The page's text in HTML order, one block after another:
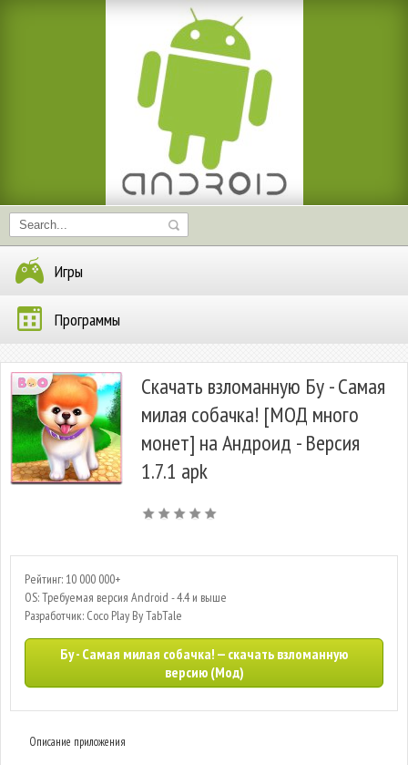
Игры
Программы
Скачать взломанную Бу - Самая
милая собачка! [МОД много
монет] на Андроид - Версия
1.7.1 apk
Рейтинг: 10 000 000+
OS: Требуемая версия Android - 4.4 и выше
Разработчик: Coco Play By TabTale
Бу - Самая милая собачка! — скачать взломанную
версию (Мод)
Описание приложения